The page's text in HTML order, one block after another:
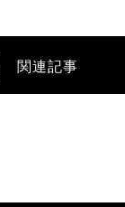
関連記事